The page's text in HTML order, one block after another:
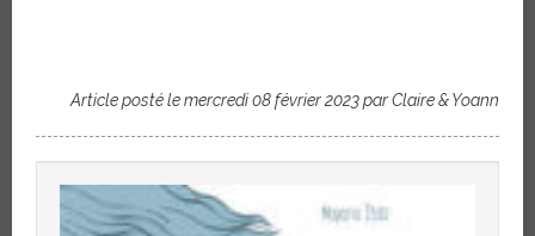
Article posté le mercredi 08 février 2023 par Claire & Yoann